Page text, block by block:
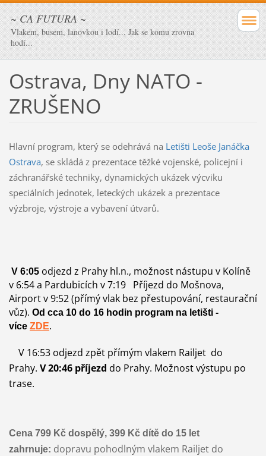
~ CA FUTURA ~
Vlakem, busem, lanovkou i lodí... Jak se komu zrovna
hodí...
Ostrava, Dny NATO -
ZRUŠENO
Hlavní program, který se odehrává na Letišti Leoše Janáčka
Ostrava, se skládá z prezentace těžké vojenské, policejní i
záchranářské techniky, dynamických ukázek výcviku
speciálních jednotek, leteckých ukázek a prezentace
výzbroje, výstroje a vybavení útvarů.
V 6:05odjezd z Prahy hl.n., možnost nástupu v Kolíně
v 6:54 a Pardubicích v 7:19 Příjezd do Mošnova,
Airport v 9:52 (přímý vlak bez přestupování, restaurační
vůz). Od cca 10 do 16 hodin program na letišti -
více ZDE.
V 16:53 odjezd zpět přímým vlakem Railjet do
Prahy. V 20:46 příjezd do Prahy. Možnost výstupu po
trase.
Cena 799 Kč dospělý, 399 Kč dítě do 15 let
zahrnuje: dopravu pohodlným vlakem Railjet do